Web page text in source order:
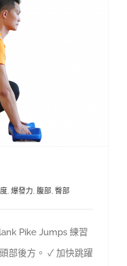
, 爆發力, 腹部, 臀部
Pike Jumps 練習
部後方。 ✓ 加快跳躍